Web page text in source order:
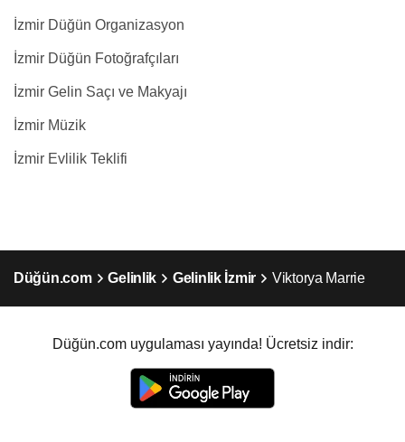
İzmir Düğün Organizasyon
İzmir Düğün Fotoğrafçıları
İzmir Gelin Saçı ve Makyajı
İzmir Müzik
İzmir Evlilik Teklifi
Düğün.com Gelinlik Gelinlik İzmir Viktorya Marrie
Düğün.com uygulaması yayında! Ücretsiz indir: